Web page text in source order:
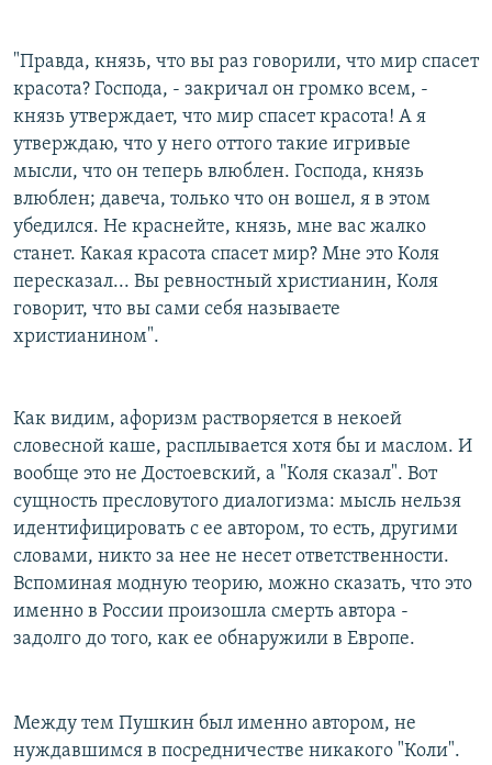
"Правда, князь, что вы раз говорили, что мир спасет
красота? Господа, - закричал он громко всем, -
князь утверждает, что мир спасет красота! А я
утверждаю, что у него оттого такие игривые
мысли, что он теперь влюблен. Господа, князь
влюблен; давеча, только что он вошел, я в этом
убедился. Не краснейте, князь, мне вас жалко
станет. Какая красота спасет мир? Мне это Коля
пересказал... Вы ревностный христианин, Коля
говорит, что вы сами себя называете
христианином".
Как видим, афоризм растворяется в некоей
словесной каше, расплывается хотя бы и маслом. И
вообще это не Достоевский, а "Коля сказал". Вот
сущность пресловутого диалогизма: мысль нельзя
идентифицировать с ее автором, то есть, другими
словами, никто за нее не несет ответственности.
Вспоминая модную теорию, можно сказать, что это
именно в России произошла смерть автора -
задолго до того, как ее обнаружили в Европе.
Между тем Пушкин был именно автором, не
нуждавшимся в посредничестве никакого "Коли".